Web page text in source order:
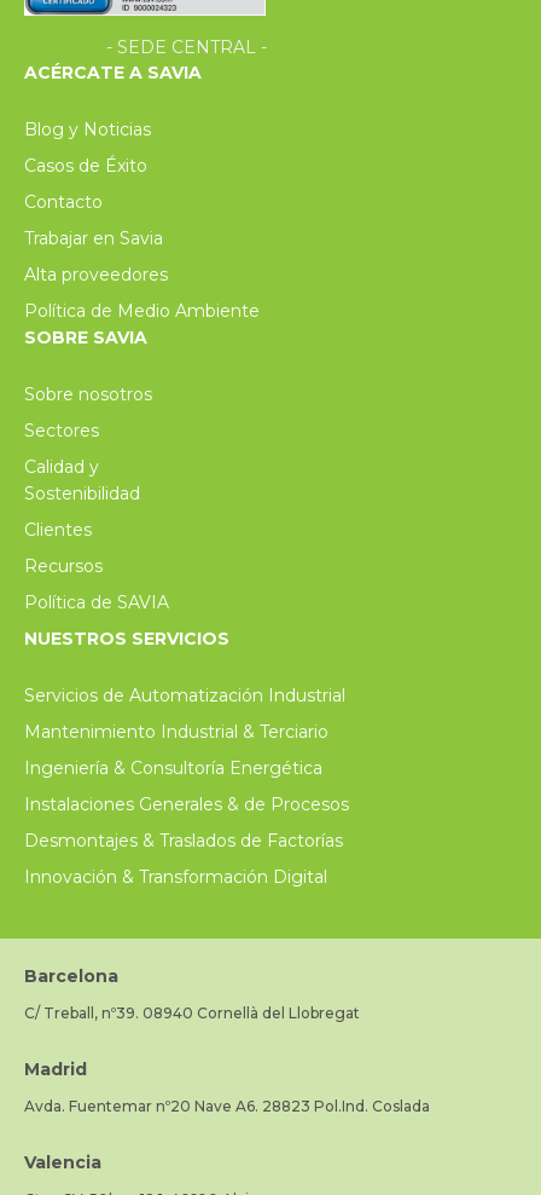
- SEDE CENTRAL -
ACÉRCATE A SAVIA
Blog y Noticias
Casos de Éxito
Contacto
Trabajar en Savia
Alta proveedores
Política de Medio Ambiente
SOBRE SAVIA
Sobre nosotros
Sectores
Calidad y
Sostenibilidad
Clientes
Recursos
Política de SAVIA
NUESTROS SERVICIOS
Servicios de Automatización Industrial
Mantenimiento Industrial & Terciario
Ingeniería & Consultoría Energética
Instalaciones Generales & de Procesos
Desmontajes & Traslados de Factorías
Innovación & Transformación Digital
Barcelona
C/ Treball, nº39. 08940 Cornellà del Llobregat
Madrid
Avda. Fuentemar nº20 Nave A6. 28823 Pol.Ind. Coslada
Valencia